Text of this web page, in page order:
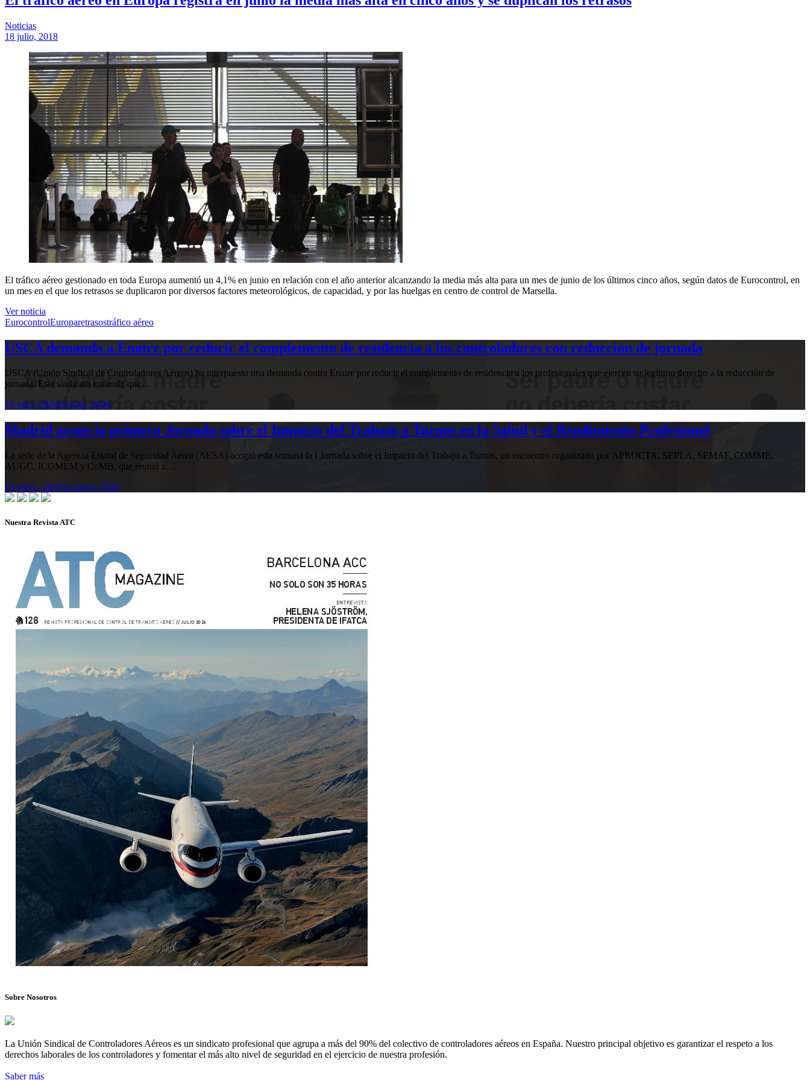
Noticias
18 julio, 2018
El tráfico aéreo gestionado en toda Europa aumentó un 4,1% en junio en relación con el año anterior alcanzando la media más alta para un mes de junio de los últimos cinco años, según datos de Eurocontrol, en
un mes en el que los retrasos se duplicaron por diversos factores meteorológicos, de capacidad, y por las huelgas en centro de control de Marsella.
Ver noticia
EurocontrolEuroparetrasostráfico aéreo
USCA demanda a Enaire por reducir el complemento de residencia a los controladores con reducción de jornada
USCA (Unión Sindical de Controladores Aéreos) ha interpuesto una demanda contra Enaire por reducir el complemento de residencia a los profesionales que ejercen su legítimo derecho a la reducción de
jornada. Este sindicato entiende que…
10 julio, 202610 julio, 2026
Madrid acoge la primera Jornada sobre el Impacto del Trabajo a Turnos en la Salud y el Rendimiento Profesional
La sede de la Agencia Estatal de Seguridad Aérea (AESA) acogió esta semana la I Jornada sobre el Impacto del Trabajo a Turnos, un encuentro organizado por APROCTA, SEPLA, SEMAF, COMME,
AUGC, ICOMEM y CoMB, que reunió a…
13 mayo, 202613 mayo, 2026
Nuestra Revista ATC
Sobre Nosotros
La Unión Sindical de Controladores Aéreos es un sindicato profesional que agrupa a más del 90% del colectivo de controladores aéreos en España. Nuestro principal objetivo es garantizar el respeto a los
derechos laborales de los controladores y fomentar el más alto nivel de seguridad en el ejercicio de nuestra profesión.
Saber más